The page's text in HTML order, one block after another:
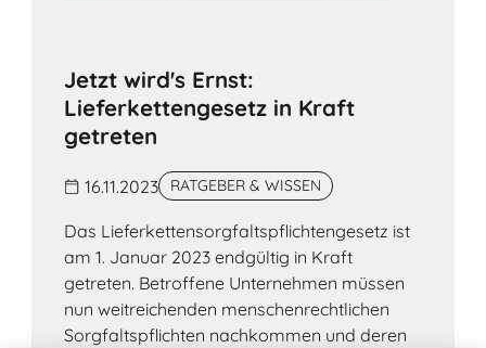
Jetzt wird's Ernst:
Lieferkettengesetz in Kraft
getreten
16.11.2023 RATGEBER & WISSEN
Das Lieferkettensorgfaltspflichtengesetz ist
am 1. Januar 2023 endgültig in Kraft
getreten. Betroffene Unternehmen müssen
nun weitreichenden menschenrechtlichen
Sorgfaltspflichten nachkommen und deren